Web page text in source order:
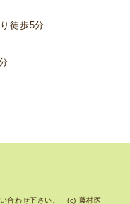
徒歩5分
い合わせ下さい。 (c) 藤村医